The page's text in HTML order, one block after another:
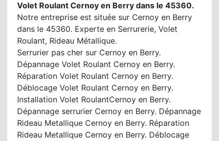
Volet Roulant Cernoy en Berry dans le 45360.
Notre entreprise est située sur Cernoy en Berry
dans le 45360. Experte en Serrurerie, Volet
Roulant, Rideau Métallique.
Serrurier pas cher sur Cernoy en Berry.
Dépannage Volet Roulant Cernoy en Berry.
Réparation Volet Roulant Cernoy en Berry.
Déblocage Volet Roulant Cernoy en Berry.
Installation Volet RoulantCernoy en Berry.
Dépannage serrurier Cernoy en Berry. Dépannage
Rideau Metallique Cernoy en Berry. Réparation
Rideau Metallique Cernoy en Berry. Déblocage